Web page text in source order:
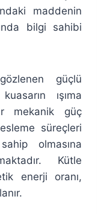
maddenin
bilgi sahibi
güçlü
ışıma
mekanik güç
süreçleri
olmasına
Kütle
enerji oranı,